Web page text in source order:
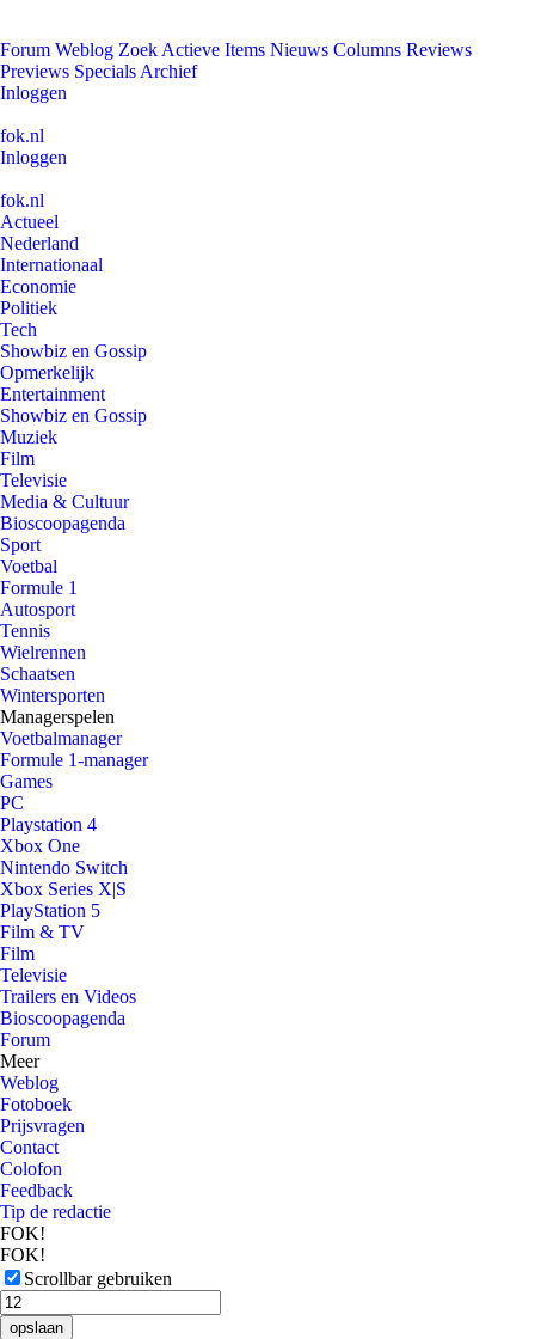
Forum Weblog Zoek Actieve Items Nieuws Columns Reviews
Previews Specials Archief
Inloggen
fok.nl
Inloggen
fok.nl
Actueel
Nederland
Internationaal
Economie
Politiek
Tech
Showbiz en Gossip
Opmerkelijk
Entertainment
Showbiz en Gossip
Muziek
Film
Televisie
Media & Cultuur
Bioscoopagenda
Sport
Voetbal
Formule 1
Autosport
Tennis
Wielrennen
Schaatsen
Wintersporten
Managerspelen
Voetbalmanager
Formule 1-manager
Games
PC
Playstation 4
Xbox One
Nintendo Switch
Xbox Series X|S
PlayStation 5
Film & TV
Film
Televisie
Trailers en Videos
Bioscoopagenda
Forum
Meer
Weblog
Fotoboek
Prijsvragen
Contact
Colofon
Feedback
Tip de redactie
FOK!
FOK!
Scrollbar gebruiken
opslaan